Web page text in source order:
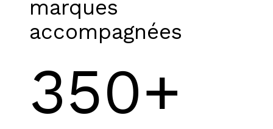
marques
accompagnées
350+